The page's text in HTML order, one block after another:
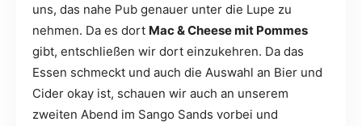
uns, das nahe Pub genauer unter die Lupe zu
nehmen. Da es dort Mac & Cheese mit Pommes
gibt, entschließen wir dort einzukehren. Da das
Essen schmeckt und auch die Auswahl an Bier und
Cider okay ist, schauen wir auch an unserem
zweiten Abend im Sango Sands vorbei und